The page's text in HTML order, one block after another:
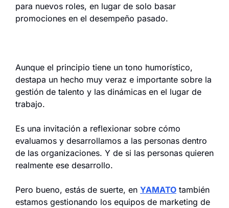
para nuevos roles, en lugar de solo basar
promociones en el desempeño pasado.
Aunque el principio tiene un tono humorístico,
destapa un hecho muy veraz e importante sobre la
gestión de talento y las dinámicas en el lugar de
trabajo.
Es una invitación a reflexionar sobre cómo
evaluamos y desarrollamos a las personas dentro
de las organizaciones. Y de si las personas quieren
realmente ese desarrollo.
Pero bueno, estás de suerte, en YAMATO también
estamos gestionando los equipos de marketing de